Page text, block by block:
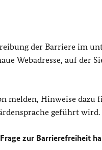
der Barriere im
Webadresse, auf der
melden, Hinweise dazu
geführt wird.
zur Barrierefreiheit